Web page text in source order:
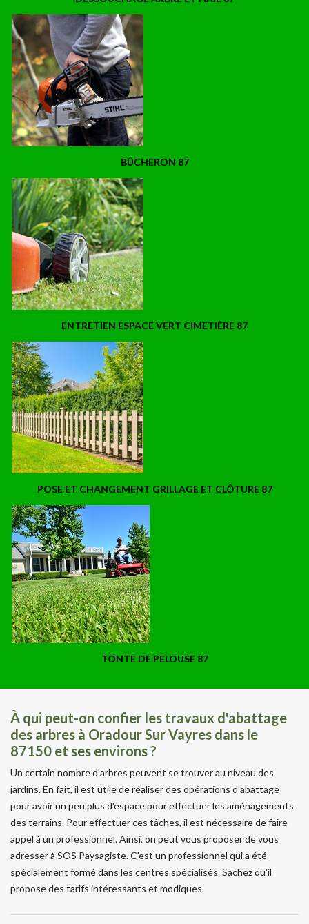
BÛCHERON 87
ENTRETIEN ESPACE VERT CIMETIÈRE 87
POSE ET CHANGEMENT GRILLAGE ET CLÔTURE 87
TONTE DE PELOUSE 87
À qui peut-on confier les travaux d'abattage
des arbres à Oradour Sur Vayres dans le
87150 et ses environs ?
Un certain nombre d'arbres peuvent se trouver au niveau des
jardins. En fait, il est utile de réaliser des opérations d'abattage
pour avoir un peu plus d'espace pour effectuer les aménagements
des terrains. Pour effectuer ces tâches, il est nécessaire de faire
appel à un professionnel. Ainsi, on peut vous proposer de vous
adresser à SOS Paysagiste. C'est un professionnel qui a été
spécialement formé dans les centres spécialisés. Sachez qu'il
propose des tarifs intéressants et modiques.